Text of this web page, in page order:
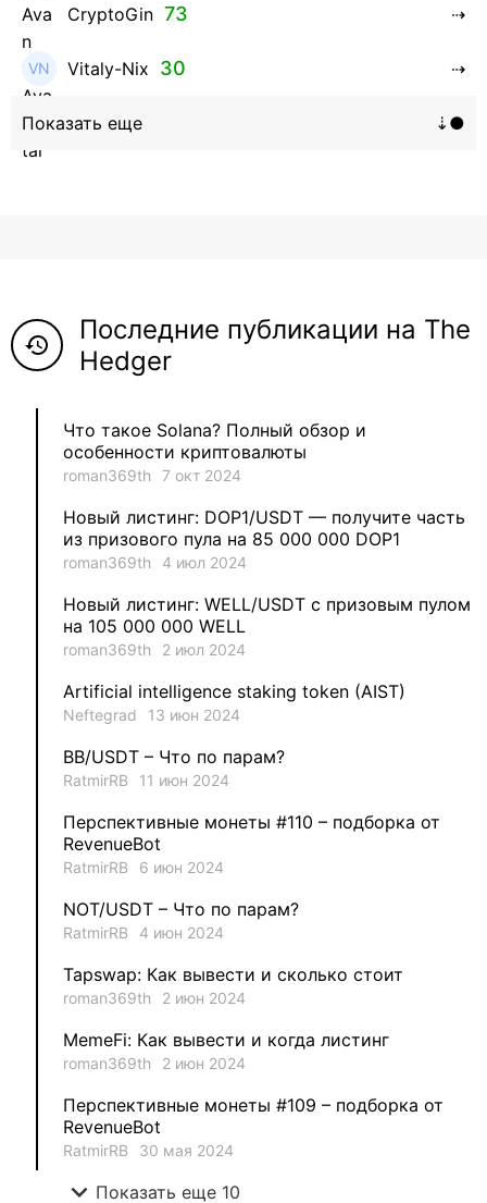
CryptoGin 73
Vitaly-Nix 30
Hanna_Zolo4evskaya
Neftegrad 5
Evgeniy 3
aleksandr-es 2
Jevick 1
MysticalEnergyNFT 1
DecimalChain 1
Ksenia 1
METAMINECRAFT
Kate_AAX 1
history
Последние публикации на The
Hedger
Что такое Solana? Полный обзор и
особенности криптовалюты
roman369th 7 окт 2024
Новый листинг: DOP1/USDT — получите часть
из призового пула на 85 000 000 DOP1
roman369th 4 июл 2024
Новый листинг: WELL/USDT с призовым пулом
на 105 000 000 WELL
roman369th 2 июл 2024
Artificial intelligence staking token (AIST)
Neftegrad 13 июн 2024
BB/USDT – Что по парам?
RatmirRB 11 июн 2024
Перспективные монеты #110 – подборка от
RevenueBot
RatmirRB 6 июн 2024
NOT/USDT – Что по парам?
RatmirRB 4 июн 2024
Tapswap: Как вывести и сколько стоит
roman369th 2 июн 2024
MemeFi: Как вывести и когда листинг
roman369th 2 июн 2024
Перспективные монеты #109 – подборка от
RevenueBot
RatmirRB 30 мая 2024
expand_more Показать еще 10